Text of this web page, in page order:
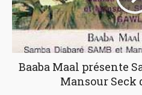
Baaba Maal présente
Mansour Seck